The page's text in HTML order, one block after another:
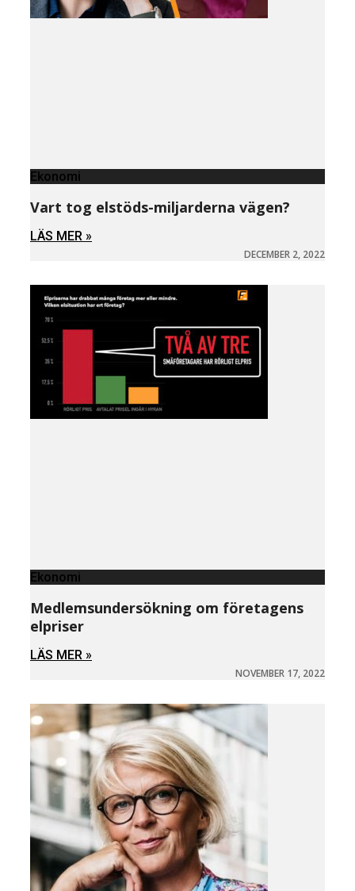
Ekonomi
Vart tog elstöds-miljarderna vägen?
LÄS MER »
DECEMBER 2, 2022
Ekonomi
Medlemsundersökning om företagens
elpriser
LÄS MER »
NOVEMBER 17, 2022